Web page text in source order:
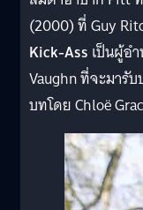
(2000) ที่ Guy
Kick-Ass เป็นผู้อ
Vaughn ที่จะมารั
บทโดย Chloë